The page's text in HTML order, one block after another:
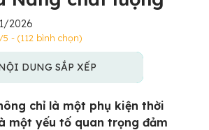
2026
5 - (112 bình chọn)
DUNG SẮP XẾP
chỉ là một phụ kiện thời
một yếu tố quan trọng đảm